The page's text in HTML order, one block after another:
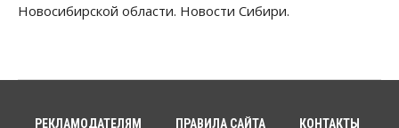
06 Августа 2026, 10:00
Новосибирской области. Новости Сибири.
РЕКЛАМОДАТЕЛЯМ ПРАВИЛА САЙТА КОНТАКТЫ